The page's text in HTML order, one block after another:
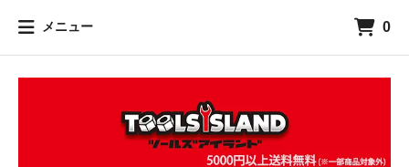
メニュー 0